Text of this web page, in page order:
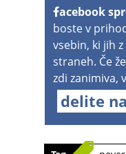
acebook
boste v
vsebin, ki jih
straneh. Če
zdi zanimiva,
delite